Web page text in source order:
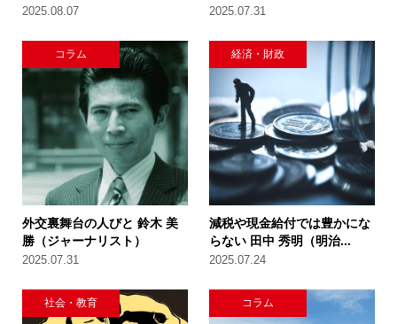
2025.08.07 2025.07.31
コラム
外交裏舞台の人びと 鈴木 美
勝（ジャーナリスト）
2025.07.31
経済・財政
減税や現金給付では豊かにな
らない 田中 秀明（明治...
2025.07.24
社会・教育 コラム